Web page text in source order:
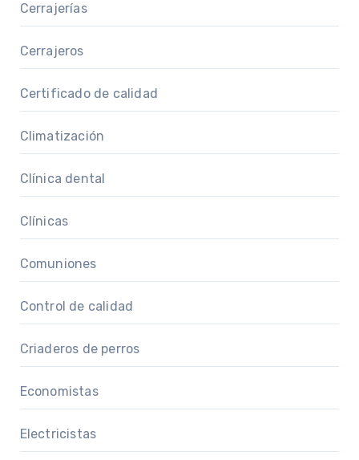
Cerrajerías
Cerrajeros
Certificado de calidad
Climatización
Clínica dental
Clínicas
Comuniones
Control de calidad
Criaderos de perros
Economistas
Electricistas